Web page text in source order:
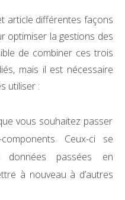
article différentes façons
optimiser la gestions des
de combiner ces trois
mais il est nécessaire
utiliser :
vous souhaitez passer
Ceux-ci se
données passées en
à nouveau à d’autres